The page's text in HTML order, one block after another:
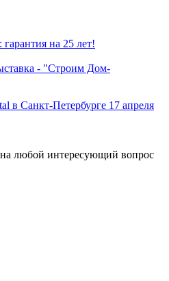
на 25 лет!
- "Строим Дом-
в Санкт-Петербурге 17 апреля
любой интересующий вопрос